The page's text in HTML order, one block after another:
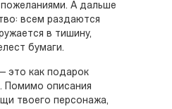
А дальше
всем раздаются
в тишину,
бумаги.
это как подарок
Помимо описания
твоего персонажа,